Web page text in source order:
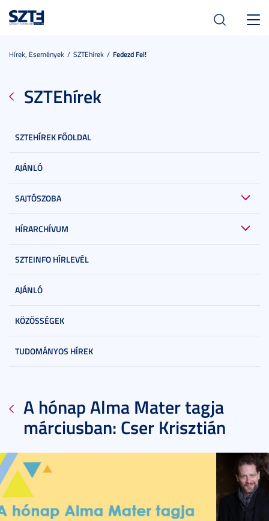
Hírek, Események SZTEhírek Fedezd Fel!
SZTEhírek
SZTEHÍREK FŐOLDAL
AJÁNLÓ
SAJTÓSZOBA
HÍRARCHÍVUM
SZTEINFO HÍRLEVÉL
AJÁNLÓ
KÖZÖSSÉGEK
TUDOMÁNYOS HÍREK
A hónap Alma Mater tagja
márciusban: Cser Krisztián